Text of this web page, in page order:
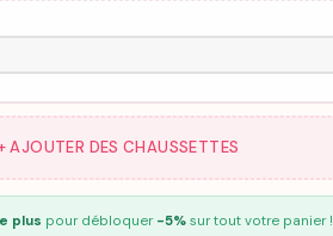
AJOUTER DES CHAUSSETTES
plus pour débloquer -5%sur tout votre panier !